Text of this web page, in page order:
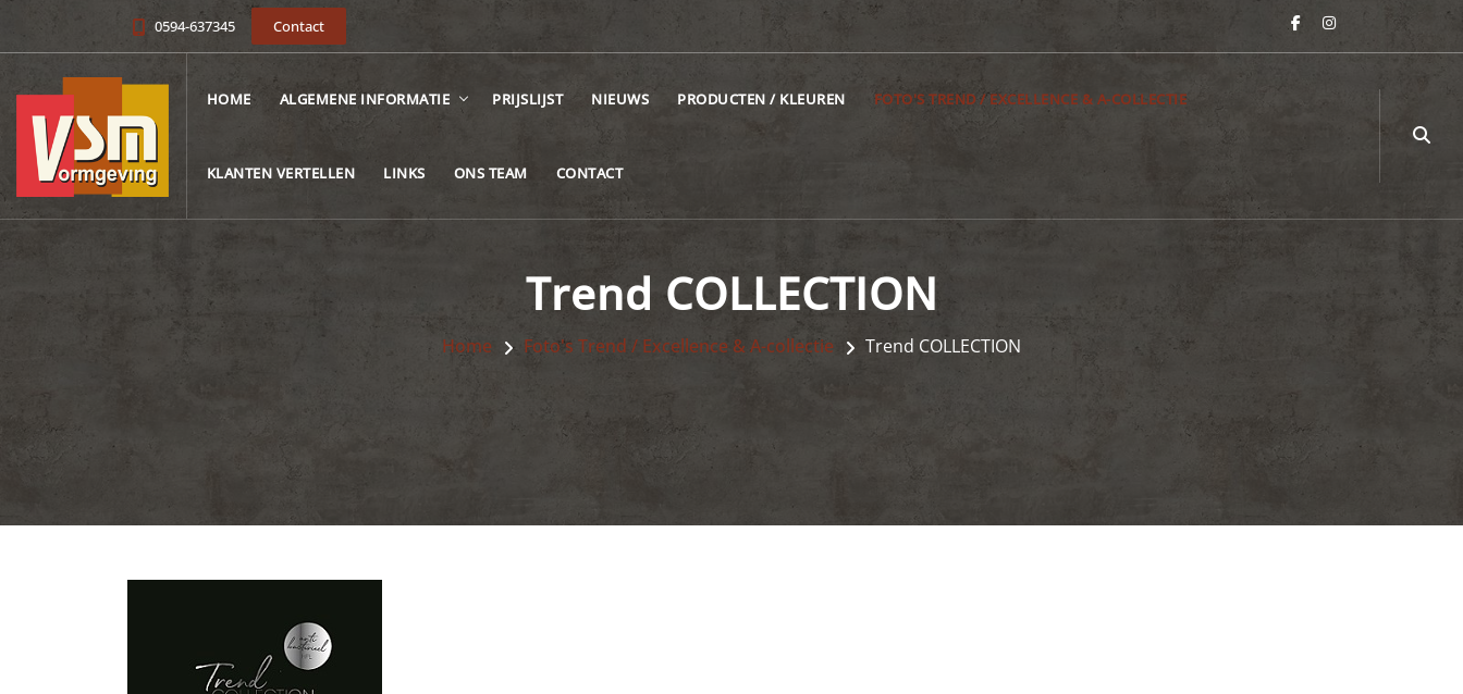
0594-637345 Contact
HOME ALGEMENE INFORMATIE PRIJSLIJST NIEUWS PRODUCTEN / KLEUREN FOTO'S TREND / EXCELLENCE & A-COLLECTIE
KLANTEN VERTELLEN LINKS ONS TEAM CONTACT
Trend COLLECTION
Home Foto's Trend / Excellence & A-collectie Trend COLLECTION